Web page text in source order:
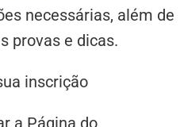
necessárias, além de
provas e dicas.
inscrição
a Página do